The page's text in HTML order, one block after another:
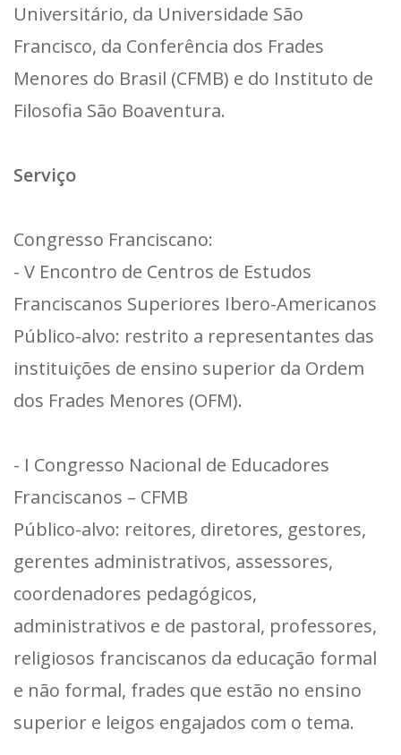
Universitário, da Universidade São
Francisco, da Conferência dos Frades
Menores do Brasil (CFMB) e do Instituto de
Filosofia São Boaventura.
Serviço
Congresso Franciscano:
- V Encontro de Centros de Estudos
Franciscanos Superiores Ibero-Americanos
Público-alvo: restrito a representantes das
instituições de ensino superior da Ordem
dos Frades Menores (OFM).
- I Congresso Nacional de Educadores
Franciscanos – CFMB
Público-alvo: reitores, diretores, gestores,
gerentes administrativos, assessores,
coordenadores pedagógicos,
administrativos e de pastoral, professores,
religiosos franciscanos da educação formal
e não formal, frades que estão no ensino
superior e leigos engajados com o tema.